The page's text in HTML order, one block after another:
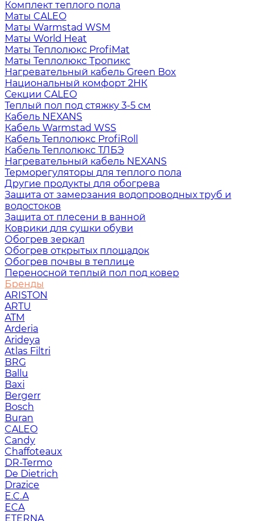
Комплект теплого пола
Маты CALEO
Маты Warmstad WSM
Маты World Heat
Маты Теплолюкс ProfiMat
Маты Теплолюкс Тропикс
Нагревательный кабель Green Box
Национальный комфорт 2НК
Секции CALEO
Теплый пол под стяжку 3-5 см
Кабель NEXANS
Кабель Warmstad WSS
Кабель Теплолюкс ProfiRoll
Кабель Теплолюкс ТЛБЭ
Нагревательный кабель NEXANS
Терморегуляторы для теплого пола
Другие продукты для обогрева
Защита от замерзания водопроводных труб и
водостоков
Защита от плесени в ванной
Коврики для сушки обуви
Обогрев зеркал
Обогрев открытых площадок
Обогрев почвы в теплице
Переносной теплый пол под ковер
Бренды
ARISTON
ARTU
ATM
Arderia
Arideya
Atlas Filtri
BRG
Ballu
Baxi
Bergerr
Bosch
Buran
CALEO
Candy
Chaffoteaux
DR-Termo
De Dietrich
Drazice
E.C.A
ECA
ETERNA